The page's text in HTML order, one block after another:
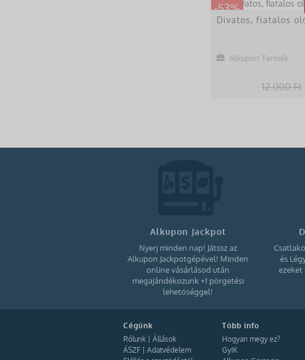
-53%
Divatos, fiatalos
Alkupon Termék
12.000 Ft
Alkupon Jackpot
Nyerj minden nap! Játssz az
Alkupon Jackpotgépével! Minden
online vásárlásod után
megajándékozunk +1 pörgetési
lehetőséggel!
és
ezeket
Cégünk
Rólunk
Állások
ÁSZF
Adatvédelem
Több info
Hogyan megy ez?
GyIK